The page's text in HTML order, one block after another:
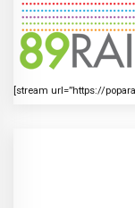
[stream url=”https://